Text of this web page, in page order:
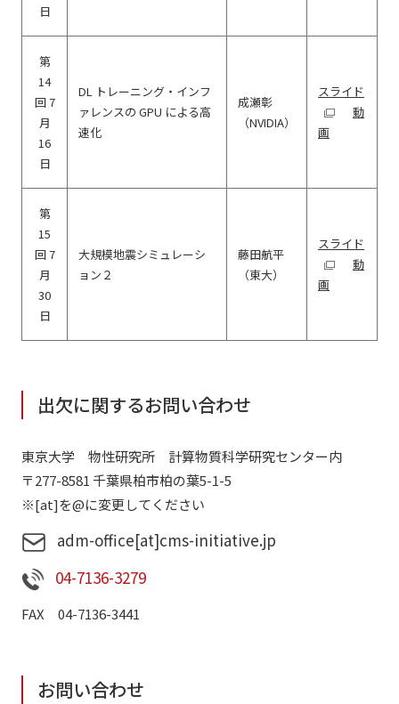
日
第
14
回 7
月
16
日
DL トレーニング・インフ
ァレンスの GPU による高
速化
成瀬彰
（NVIDIA）
スライド
動
画
第
15
回 7
月
30
日
大規模地震シミュレーシ
ョン２
藤田航平
（東大）
スライド
動
画
出欠に関するお問い合わせ
東京大学 物性研究所 計算物質科学研究センター内
〒277-8581 千葉県柏市柏の葉5-1-5
※[at]を@に変更してください
adm-office[at]cms-initiative.jp
04-7136-3279
FAX 04-7136-3441
お問い合わせ